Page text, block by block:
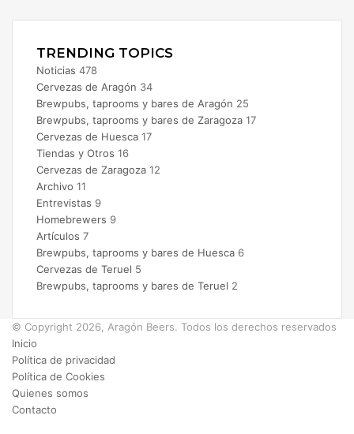
TRENDING TOPICS
Noticias 478
Cervezas de Aragón 34
Brewpubs, taprooms y bares de Aragón 25
Brewpubs, taprooms y bares de Zaragoza 17
Cervezas de Huesca 17
Tiendas y Otros 16
Cervezas de Zaragoza 12
Archivo 11
Entrevistas 9
Homebrewers 9
Artículos 7
Brewpubs, taprooms y bares de Huesca 6
Cervezas de Teruel 5
Brewpubs, taprooms y bares de Teruel 2
© Copyright 2026, Aragón Beers. Todos los derechos reservados
Inicio
Política de privacidad
Política de Cookies
Quienes somos
Contacto